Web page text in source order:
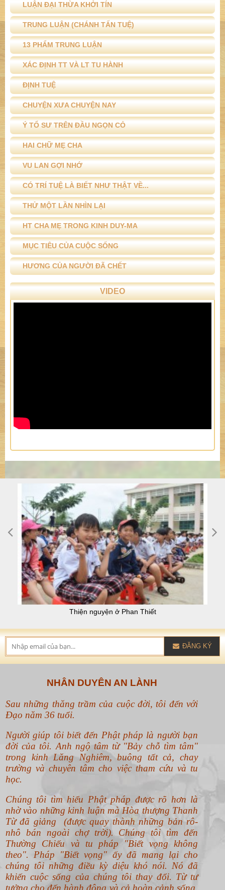
LUẬN ĐẠI THỪA KHỞI TÍN
TRUNG LUẬN (CHÁNH TẤN TUỆ)
13 PHẨM TRUNG LUẬN
XÁC ĐỊNH TT VÀ LT TU HÀNH
ĐỊNH TUỆ
CHUYỆN XƯA CHUYỆN NAY
Ý TỔ SƯ TRÊN ĐẦU NGỌN CỎ
HAI CHỮ MẸ CHA
VU LAN GỢI NHỚ
CÓ TRÍ TUỆ LÀ BIẾT NHƯ THẬT VỀ...
THỬ MỘT LẦN NHÌN LẠI
HT CHA MẸ TRONG KINH DUY-MA
MỤC TIÊU CỦA CUỘC SỐNG
HƯƠNG CỦA NGƯỜI ĐÃ CHẾT
VIDEO
Thiện nguyện ở Phan Thiết
ĐĂNG KÝ
NHÂN DUYÊN AN LÀNH
Sau những thăng trầm của cuộc đời, tôi đến với
Đạo năm 36 tuổi.
Người giúp tôi biết đến Phật pháp là người bạn
đời của tôi. Anh ngộ tâm từ "Bảy chỗ tìm tâm"
trong kinh Lăng Nghiêm, buông tất cả, chay
trường và chuyên tâm cho việc tham cứu và tu
học.
Chúng tôi tìm hiểu Phật pháp được rõ hơn là
nhờ vào những kinh luận mà Hòa thượng Thanh
Từ đã giảng (được quay thành những bản rô-
nhô bán ngoài chợ trời). Chúng tôi tìm đến
Thường Chiếu và tu pháp "Biết vọng không
theo".Pháp "Biết vọng" ấy đã mang lại cho
chúng tôi những điều kỳ diệu khó nói. Nó đã
khiến cuộc sống của chúng tôi thay đổi. Từ tư
tưởng cho đến hành động và cả hoàn cảnh sống.